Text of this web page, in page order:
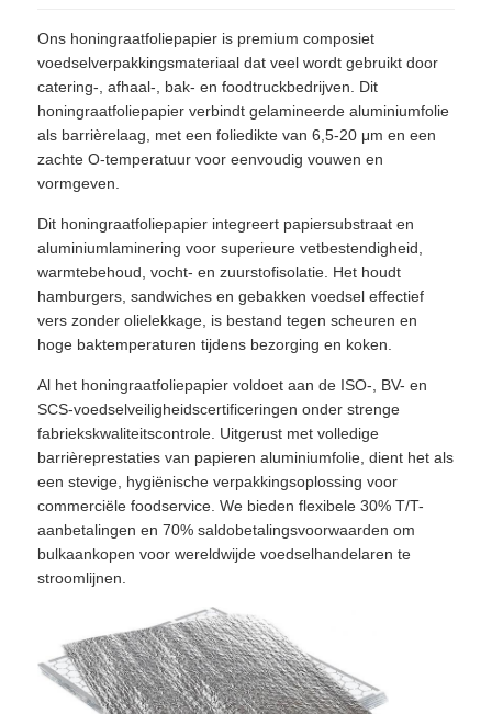
Huis
Producten
Over Ons
Ons honingraatfoliepapier is premium composiet
voedselverpakkingsmateriaal dat veel wordt gebruikt door
catering-, afhaal-, bak- en foodtruckbedrijven. Dit
honingraatfoliepapier verbindt gelamineerde aluminiumfolie
als barrièrelaag, met een foliedikte van 6,5-20 μm en een
zachte O-temperatuur voor eenvoudig vouwen en
vormgeven.
Dit honingraatfoliepapier integreert papiersubstraat en
aluminiumlaminering voor superieure vetbestendigheid,
warmtebehoud, vocht- en zuurstofisolatie. Het houdt
hamburgers, sandwiches en gebakken voedsel effectief
vers zonder olielekkage, is bestand tegen scheuren en
hoge baktemperaturen tijdens bezorging en koken.
Al het honingraatfoliepapier voldoet aan de ISO-, BV- en
SCS-voedselveiligheidscertificeringen onder strenge
fabriekskwaliteitscontrole. Uitgerust met volledige
barrièreprestaties van papieren aluminiumfolie, dient het als
een stevige, hygiënische verpakkingsoplossing voor
commerciële foodservice. We bieden flexibele 30% T/T-
aanbetalingen en 70% saldobetalingsvoorwaarden om
bulkaankopen voor wereldwijde voedselhandelaren te
stroomlijnen.